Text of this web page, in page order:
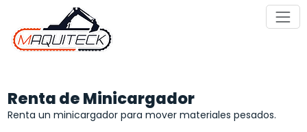
contenido
Renta de Minicargador
Renta un minicargador para mover materiales pesados.